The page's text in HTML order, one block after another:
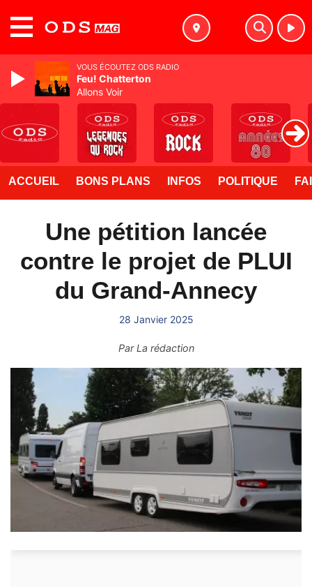
ACCUEIL BONS PLANS INFOS POLITIQUE
Une pétition lancée
contre le projet de PLUI
du Grand-Annecy
28 Janvier 2025
ParLa rédaction
VOUS ÉCOUTEZ ODS RADIO
Feu! Chatterton
Allons Voir